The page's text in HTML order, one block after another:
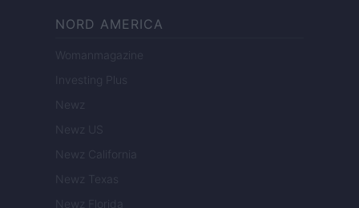
NORD AMERICA
Womanmagazine
Investing Plus
Newz
Newz US
Newz California
Newz Texas
Newz Florida